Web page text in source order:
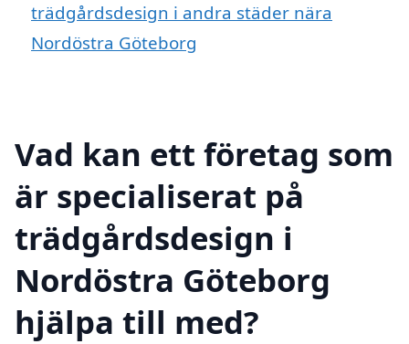
trädgårdsdesign i andra städer nära
Nordöstra Göteborg
Vad kan ett företag som
är specialiserat på
trädgårdsdesign i
Nordöstra Göteborg
hjälpa till med?